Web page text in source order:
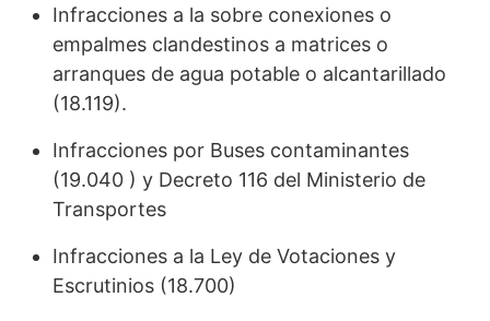
Infracciones a la sobre conexiones o
empalmes clandestinos a matrices o
arranques de agua potable o alcantarillado
(18.119).
Infracciones por Buses contaminantes
(19.040 ) y Decreto 116 del Ministerio de
Transportes
Infracciones a la Ley de Votaciones y
Escrutinios (18.700)